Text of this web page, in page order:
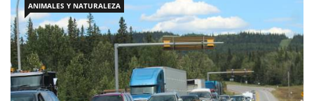
ANIMALES Y NATURALEZA